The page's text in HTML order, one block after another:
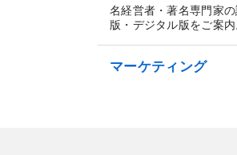
名経営者・著名専門家
版・デジタル版をご案
マーケティング